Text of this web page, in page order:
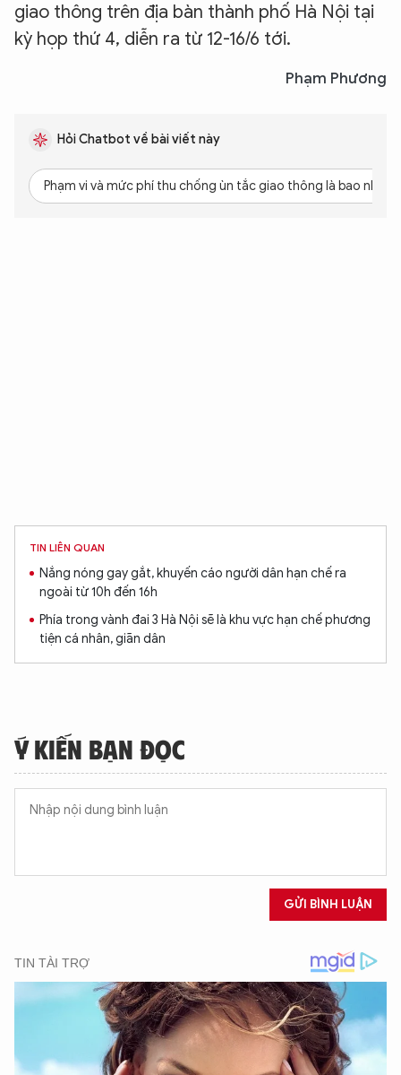
giao thông trên địa bàn thành phố Hà Nội tại
kỳ họp thứ 4, diễn ra từ 12-16/6 tới.
Phạm Phương
Hỏi Chatbot về bài viết này
Phạm vi và mức phí thu chống ùn tắc giao thông là bao nhiêu?
TIN LIÊN QUAN
Nắng nóng gay gắt, khuyến cáo người dân hạn chế ra
ngoài từ 10h đến 16h
Phía trong vành đai 3 Hà Nội sẽ là khu vực hạn chế phương
tiện cá nhân, giãn dân
Ý KIẾN BẠN ĐỌC
GỬI BÌNH LUẬN
Hãy hỏi tôi bất kỳ điều gì bạn cần biết về
An Ninh Thủ Đô nhé. Tôi sẵn sàng hỗ trợ!